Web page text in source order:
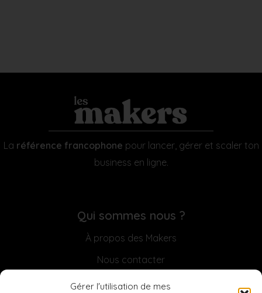
Gérer l'utilisation de mes
La référence francophone pour lancer, gérer et scaler ton
business en ligne.
Qui sommes nous ?
À propos des Makers
Nous contacter
Sponsoriser la Newsletter